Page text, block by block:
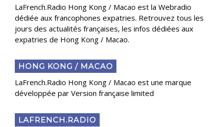
LaFrench.Radio Hong Kong / Macao est la Webradio
dédiée aux francophones expatries. Retrouvez tous les
jours des actualités françaises, les infos dédiées aux
expatries de Hong Kong / Macao.
HONG KONG / MACAO
LaFrench.Radio Hong Kong / Macao est une marque
développée par Version française limited
LAFRENCH.RADIO